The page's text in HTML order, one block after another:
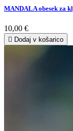
MANDALA obesek za
10,00 €
 Dodaj v košarico